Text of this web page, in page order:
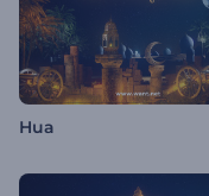
Hua